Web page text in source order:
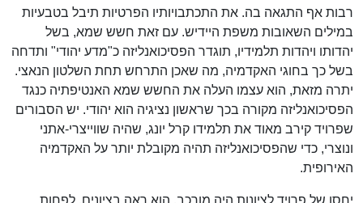
רבות אף התגאה בה. את התכתבויותיו הפרטיות תיבל בטבעיות
במילים השאובות משפת היידיש. עם זאת חשש שמא, בשל
יהדותו ויהדות תלמידיו, תוגדר הפסיכואנליזה כ"מדע יהודי" ותדחה
בשל כך בחוגי האקדמיה, מה שאכן התרחש תחת השלטון הנאצי.
יתרה מזאת, הוא עצמו העלה את החשש שמא האנטיפתיה כנגד
הפסיכואנליזה מקורה בכך שראשון נציגיה הוא יהודי. יש הסבורים
שפרויד קירב מאוד את תלמידו קרל יונג, שהיה שווייצרי-אתני
ונוצרי, כדי שהפסיכואנליזה תהיה מקובלת יותר על האקדמיה
האירופית.